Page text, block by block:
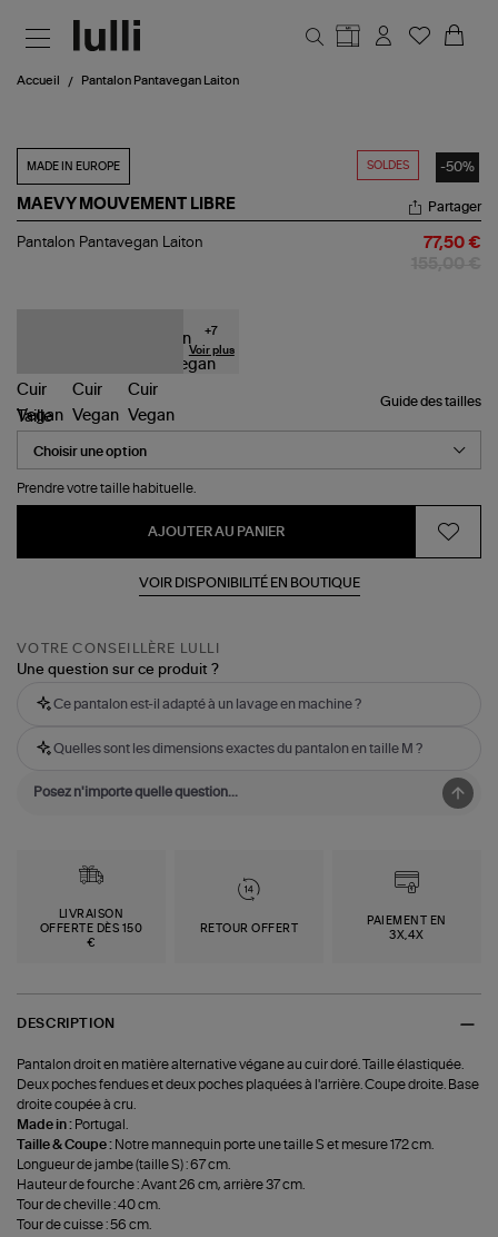
Accueil Pantalon Pantavegan Laiton
SOLDES -50%
MADE IN EUROPE
MAEVY MOUVEMENT LIBRE
Pantalon
Partager
Pantalon Pantavegan Laiton 77,50 €
+7
Voir plus
Guide des tailles
Taille
Prendre votre taille habituelle.
AJOUTER AU PANIER
VOIR DISPONIBILITÉ EN BOUTIQUE
VOTRE CONSEILLÈRE LULLI
Une question sur ce produit ?
Ce pantalon est-il adapté à un lavage en machine ?
Quelles sont les dimensions exactes du pantalon en taille M ?
LIVRAISON
OFFERTE DÈS 150
€
RETOUR OFFERT
PAIEMENT EN
3X,4X
DESCRIPTION
Pantalon droit en matière alternative végane au cuir doré. Taille élastiquée.
Deux poches fendues et deux poches plaquées à l'arrière. Coupe droite. Base
droite coupée à cru.
Made in : Portugal.
Taille & Coupe : Notre mannequin porte une taille S et mesure 172 cm.
Longueur de jambe (taille S) : 67 cm.
Hauteur de fourche : Avant 26 cm, arrière 37 cm.
Tour de cheville : 40 cm.
Tour de cuisse : 56 cm.